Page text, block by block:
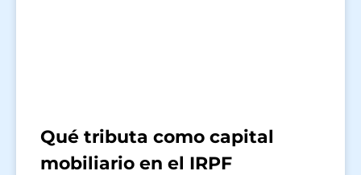
Qué tributa como capital
mobiliario en el IRPF